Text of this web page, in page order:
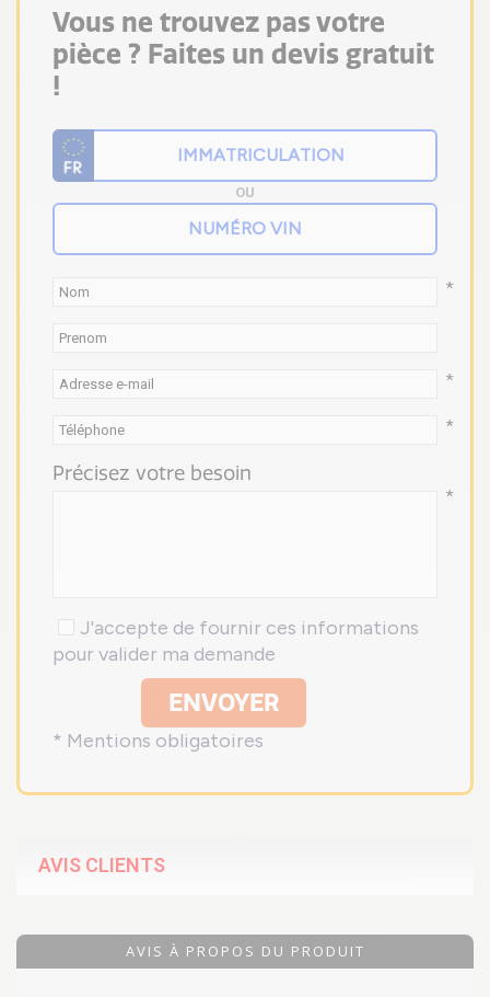
Vous ne trouvez pas votre
pièce ? Faites un devis gratuit
!
OU
*
*
*
Précisez votre besoin
*
J'accepte de fournir ces informations
pour valider ma demande
ENVOYER
* Mentions obligatoires
AVIS CLIENTS
AVIS À PROPOS DU PRODUIT